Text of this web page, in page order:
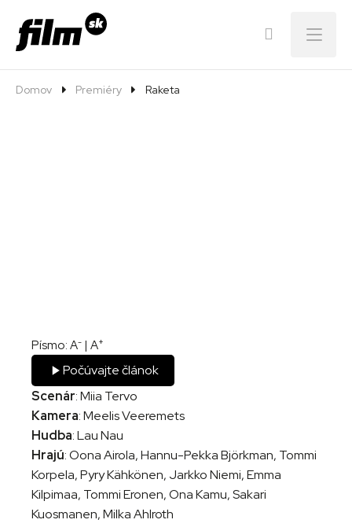
Menu
Domov Premiéry Raketa
Písmo: A- | A+
Počúvajte článok
Scenár: Miia Tervo
Kamera: Meelis Veeremets
Hudba: Lau Nau
Hrajú: Oona Airola, Hannu-Pekka Björkman, Tommi
Korpela, Pyry Kähkönen, Jarkko Niemi, Emma
Kilpimaa, Tommi Eronen, Ona Kamu, Sakari
Kuosmanen, Milka Ahlroth